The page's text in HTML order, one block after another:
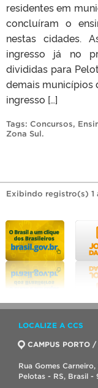
residentes em
concluíram o
nestas cidades.
ingresso já no
divididas para
demais municípios
ingresso […]
Tags: Concursos,
Zona Sul.
Exibindo registro(s) 1
LOCALIZE A CCS
CAMPUS PORTO /
Rua Gomes
Pelotas - RS, Brasil -